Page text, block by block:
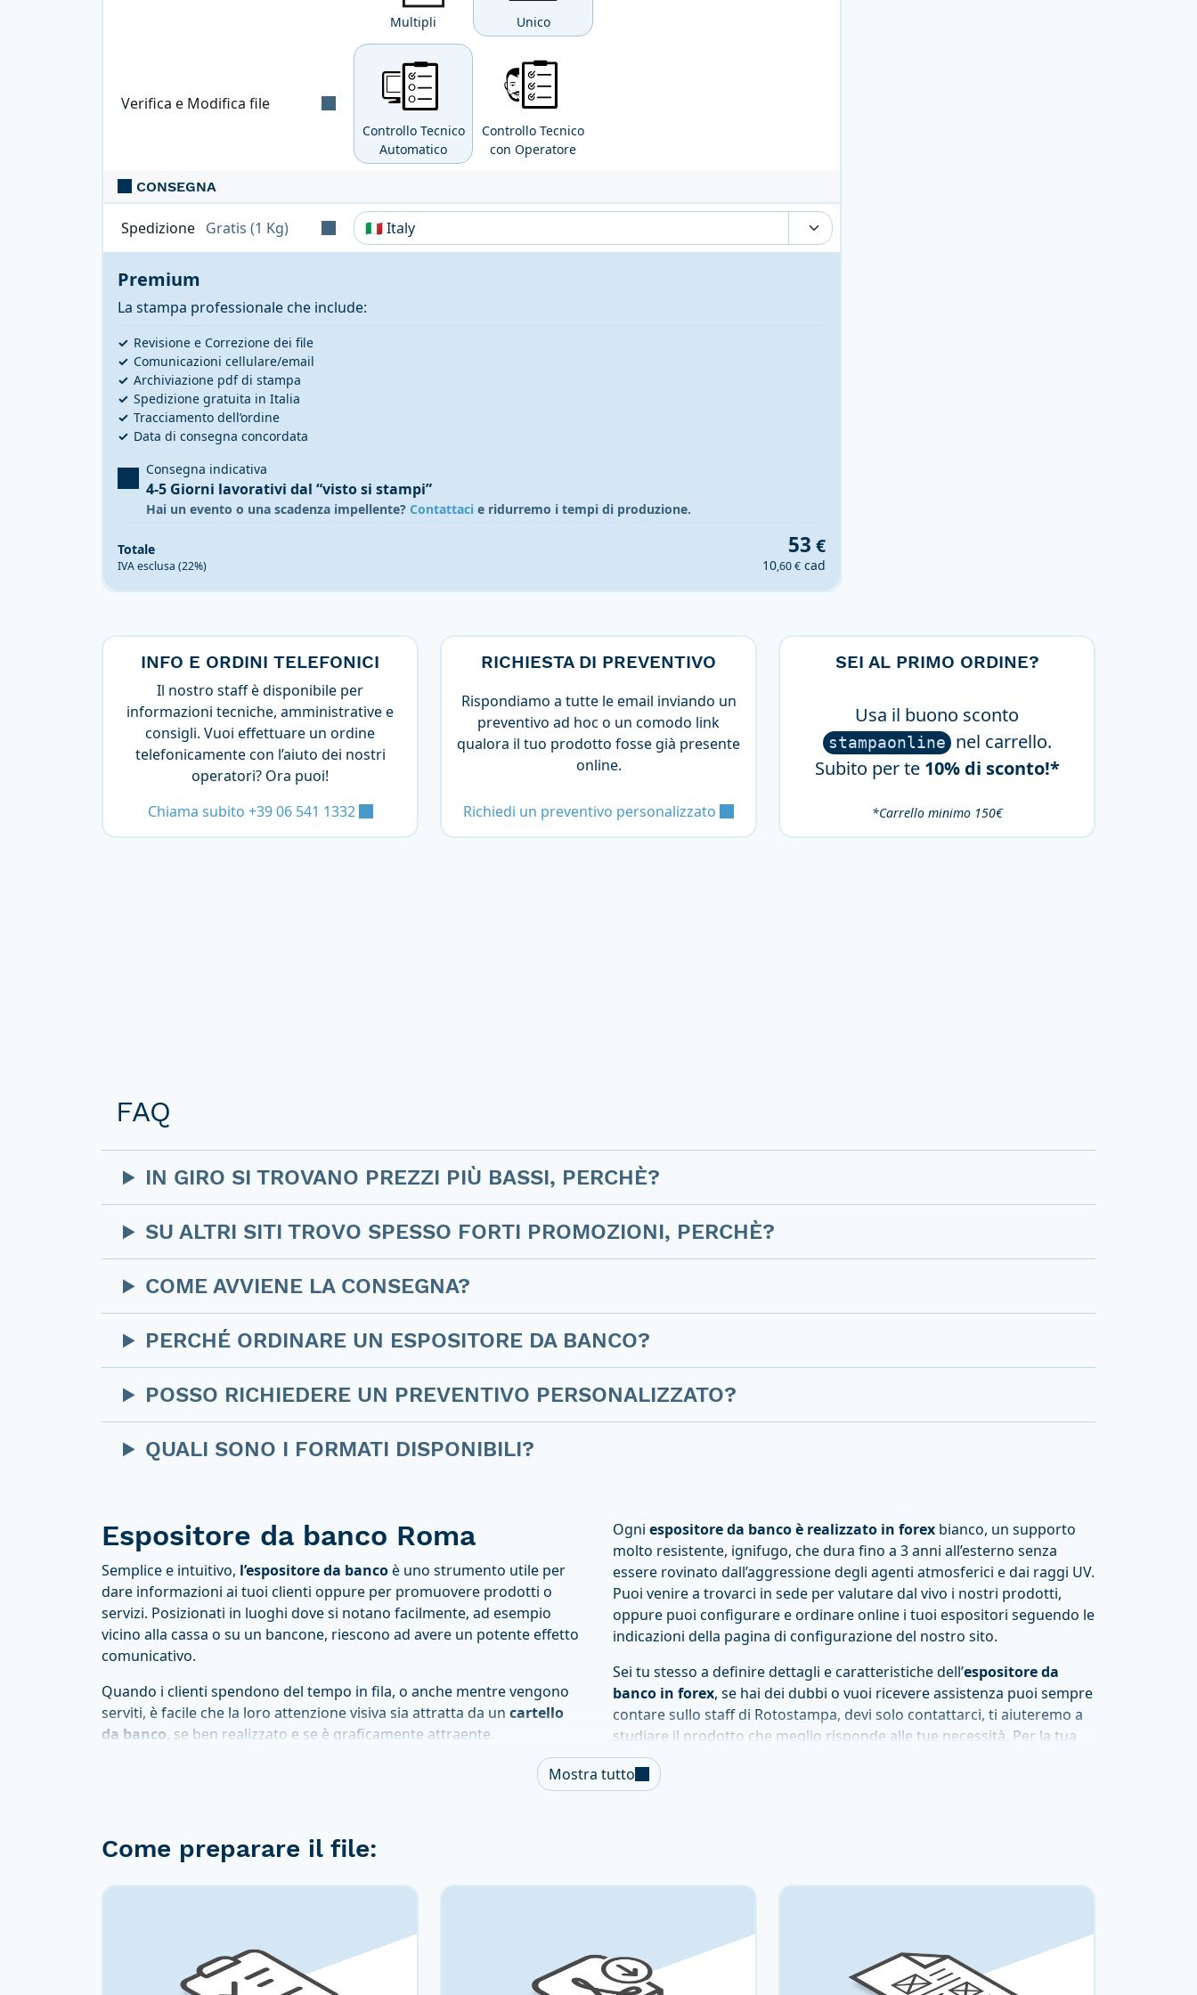
Multipli Unico
File di stampa singolo: tutte le copie richieste saranno prodotte dal file allegato
Verifica e Modifica file
Controllo Tecnico
Automatico
Controllo Tecnico
con Operatore
Verifica automatica e gratuita
conversione nel profilo di stampa CMYK se presenti metodi differenti (RGB, Pantoni, etc
...).
CONSEGNA
Spedizione Gratis (1 Kg)
Premium
La stampa professionale che include:
Revisione e Correzione dei file
Comunicazioni cellulare/email
Archiviazione pdf di stampa
Spedizione gratuita in Italia
Tracciamento dell’ordine
Data di consegna concordata
Consegna indicativa
4-5 Giorni lavorativi dal “visto si stampi”
Hai un evento o una scadenza impellente? Contattaci e ridurremo i tempi di produzione.
Totale
IVA esclusa (22%)
53 €
10,60 € cad
INFO E ORDINI TELEFONICI
Il nostro staff è disponibile per
informazioni tecniche, amministrative e
consigli. Vuoi effettuare un ordine
telefonicamente con l’aiuto dei nostri
operatori? Ora puoi!
Chiama subito +39 06 541 1332
RICHIESTA DI PREVENTIVO
Rispondiamo a tutte le email inviando un
preventivo ad hoc o un comodo link
qualora il tuo prodotto fosse già presente
online.
Richiedi un preventivo personalizzato
SEI AL PRIMO ORDINE?
Usa il buono sconto
stampaonline nel carrello.
Subito per te 10% di sconto!*
*Carrello minimo 150€
FAQ
IN GIRO SI TROVANO PREZZI PIÙ BASSI, PERCHÈ?
SU ALTRI SITI TROVO SPESSO FORTI PROMOZIONI, PERCHÈ?
COME AVVIENE LA CONSEGNA?
PERCHÉ ORDINARE UN ESPOSITORE DA BANCO?
POSSO RICHIEDERE UN PREVENTIVO PERSONALIZZATO?
QUALI SONO I FORMATI DISPONIBILI?
Espositore da banco Roma
Semplice e intuitivo, l’espositore da bancoè uno strumento utile per
dare informazioni ai tuoi clienti oppure per promuovere prodotti o
servizi. Posizionati in luoghi dove si notano facilmente, ad esempio
vicino alla cassa o su un bancone, riescono ad avere un potente effetto
comunicativo.
Quando i clienti spendono del tempo in fila, o anche mentre vengono
serviti, è facile che la loro attenzione visiva sia attratta da un cartello
da banco, se ben realizzato e se è graficamente attraente.
possono rivelarsi utili in più contesti e in più
occasioni, a seconda delle esigenze trovano impiego sui tavoli di un
si rivelano preziosi alleati per dare informazioni agli intervenuti.
Stampa espositori da banco con
espositore da bancoè un potente strumento di marketing e di
comunicazione. Grazie alla struttura leggera e versatile realizzata in
Ogni espositore da banco è realizzato in forex bianco, un supporto
molto resistente, ignifugo, che dura fino a 3 anni all’esterno senza
essere rovinato dall’aggressione degli agenti atmosferici e dai raggi UV.
Puoi venire a trovarci in sede per valutare dal vivo i nostri prodotti,
oppure puoi configurare e ordinare online i tuoi espositori seguendo le
indicazioni della pagina di configurazione del nostro sito.
Sei tu stesso a definire dettagli e caratteristiche dell’espositore da
banco in forex, se hai dei dubbi o vuoi ricevere assistenza puoi sempre
contare sullo staff di Rotostampa, devi solo contattarci, ti aiuteremo a
studiare il prodotto che meglio risponde alle tue necessità. Per la tua
comunicazione aziendale, scegli gli espositori da banco di Rotostampa!
Perché scegliere Rotostampa per
Rotostampa è la soluzione che fa al caso tuo. Ordinare degli espositori
da banco presso Rotostampa significa poter contare anche su altri
vantaggi:
Mostra tutto
Come preparare il file: